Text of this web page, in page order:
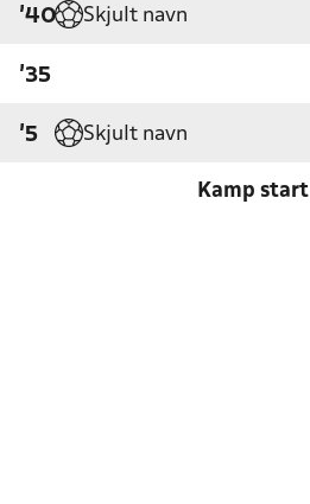
'40 Skjult navn
'35
'5 Skjult navn
Kamp start